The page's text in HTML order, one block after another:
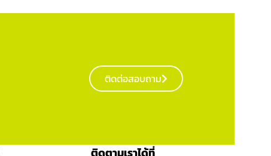
ติดต่อสอบถาม
ติดตามเราได้ที่